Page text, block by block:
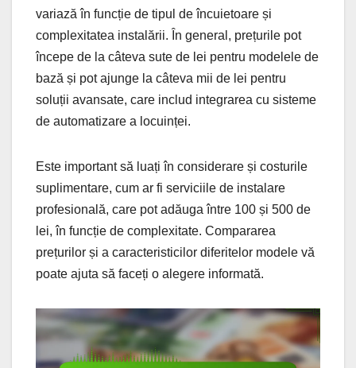
variază în funcție de tipul de încuietoare și
complexitatea instalării. În general, prețurile pot
începe de la câteva sute de lei pentru modelele de
bază și pot ajunge la câteva mii de lei pentru
soluții avansate, care includ integrarea cu sisteme
de automatizare a locuinței.
Este important să luați în considerare și costurile
suplimentare, cum ar fi serviciile de instalare
profesională, care pot adăuga între 100 și 500 de
lei, în funcție de complexitate. Compararea
prețurilor și a caracteristicilor diferitelor modele vă
poate ajuta să faceți o alegere informată.